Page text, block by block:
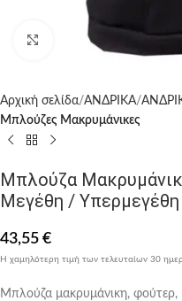
Click to enlarge
Αρχική σελίδα ΑΝΔΡΙΚΑ
Μπλούζες Μακρυμάνικες
Μπλούζα
Μεγέθη / Υπερμεγέθη
43,55 €
Η χαμηλότερη τιμή των τελευταίων 30
Μπλούζα μακρυμάνικη, φούτερ,